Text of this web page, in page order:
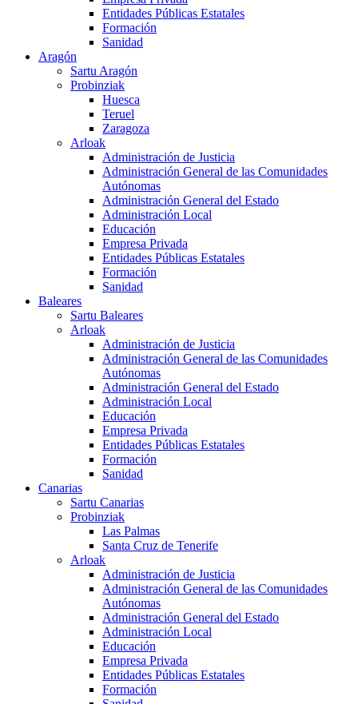
Entidades Públicas Estatales
Formación
Sanidad
Aragón
Sartu Aragón
Probinziak
Huesca
Teruel
Zaragoza
Arloak
Administración de Justicia
Administración General de las Comunidades
Autónomas
Administración General del Estado
Administración Local
Educación
Empresa Privada
Entidades Públicas Estatales
Formación
Sanidad
Baleares
Sartu Baleares
Arloak
Administración de Justicia
Administración General de las Comunidades
Autónomas
Administración General del Estado
Administración Local
Educación
Empresa Privada
Entidades Públicas Estatales
Formación
Sanidad
Canarias
Sartu Canarias
Probinziak
Las Palmas
Santa Cruz de Tenerife
Arloak
Administración de Justicia
Administración General de las Comunidades
Autónomas
Administración General del Estado
Administración Local
Educación
Empresa Privada
Entidades Públicas Estatales
Formación